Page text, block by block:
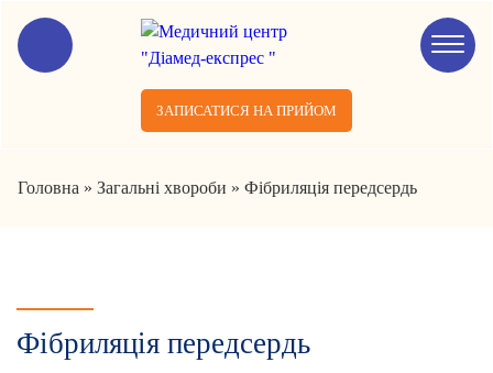
ЗАПИСАТИСЯ НА ПРИЙОМ
Головна » Загальні хвороби » Фібриляція передсердь
Фібриляція передсердь